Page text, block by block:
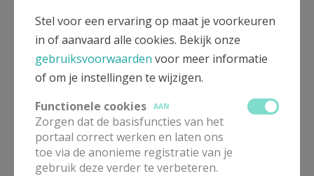
Stel voor een ervaring op maat je voorkeuren
in of aanvaard alle cookies. Bekijk onze
gebruiksvoorwaarden voor meer informatie
of om je instellingen te wijzigen.
Functionele cookies
AAN
Zorgen dat de basisfuncties van het
portaal correct werken en laten ons
toe via de anonieme registratie van je
gebruik deze verder te verbeteren.